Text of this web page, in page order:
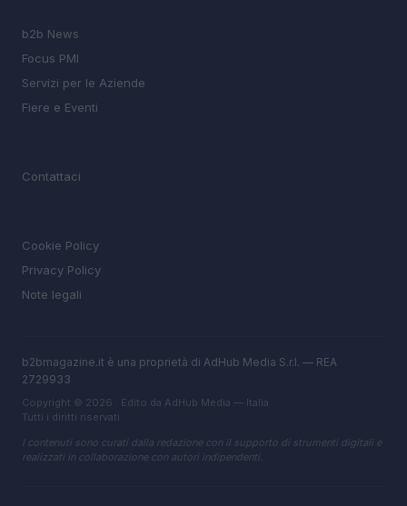
b2b News
Focus PMI
Servizi per le Aziende
Fiere e Eventi
Contattaci
Cookie Policy
Privacy Policy
Note legali
b2bmagazine.it è una proprietà di AdHub Media S.r.l. — REA
2729933
Copyright © 2026 · Edito da AdHub Media — Italia
Tutti i diritti riservati
I contenuti sono curati dalla redazione con il supporto di strumenti digitali e
realizzati in collaborazione con autori indipendenti.